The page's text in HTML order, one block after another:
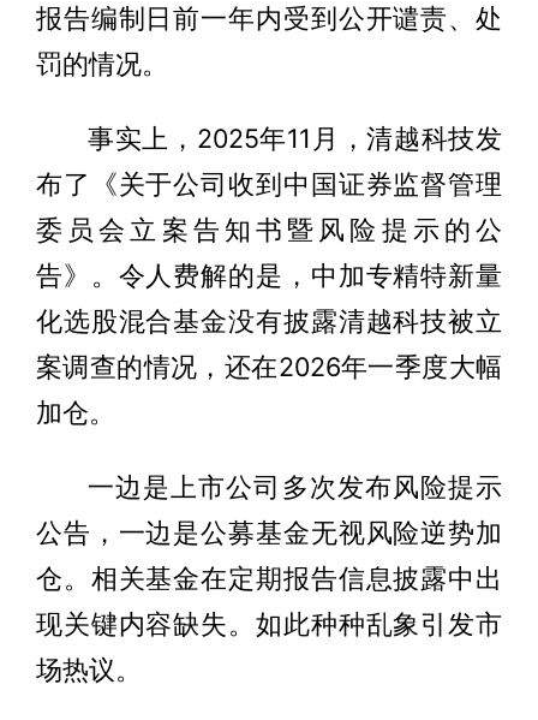
报告编制日前一年内受到公开谴责、处
罚的情况。
事实上，2025年11月，清越科技发
布了《关于公司收到中国证券监督管理
委员会立案告知书暨风险提示的公
告》。令人费解的是，中加专精特新量
化选股混合基金没有披露清越科技被立
案调查的情况，还在2026年一季度大幅
加仓。
一边是上市公司多次发布风险提示
公告，一边是公募基金无视风险逆势加
仓。相关基金在定期报告信息披露中出
现关键内容缺失。如此种种乱象引发市
场热议。